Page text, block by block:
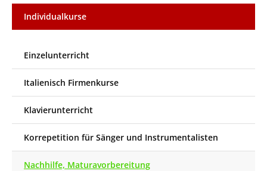
Individualkurse
Einzelunterricht
Italienisch Firmenkurse
Klavierunterricht
Korrepetition für Sänger und Instrumentalisten
Nachhilfe, Maturavorbereitung